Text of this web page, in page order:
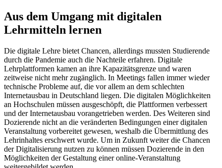
Aus dem Umgang mit digitalen
Lehrmitteln lernen
Die digitale Lehre bietet Chancen, allerdings mussten Studierende
durch die Pandemie auch die Nachteile erfahren. Digitale
Lehrplattformen kamen an ihre Kapazitätsgrenze und waren
zeitweise nicht mehr zugänglich. In Meetings fallen immer wieder
technische Probleme auf, die vor allem an dem schlechten
Internetausbau in Deutschland liegen. Die digitalen Möglichkeiten
an Hochschulen müssen ausgeschöpft, die Plattformen verbessert
und der Internetausbau vorangetrieben werden. Des Weiteren sind
Dozierende nicht an die veränderten Bedingungen einer digitalen
Veranstaltung vorbereitet gewesen, weshalb die Übermittlung des
Lehrinhaltes erschwert wurde. Um in Zukunft weiter die Chancen
der Digitalisierung nutzen zu können müssen Dozierende in den
Möglichkeiten der Gestaltung einer online-Veranstaltung